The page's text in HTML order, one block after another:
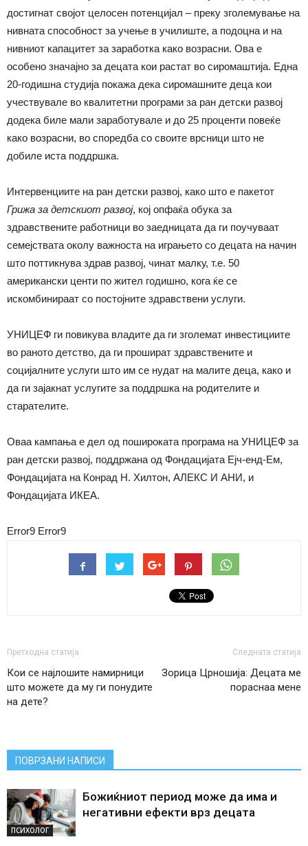
достигнат својот целосен потенцијал – преку зголемување на
нивната способност за учење в училиште, а подоцна и на
нивниот капацитет за заработка како возрасни. Ова е
особено значајно за децата кои растат во сиромаштија. Една
20-годишна студија покажа дека сиромашните деца кои
учествувале во квалитетни програми за ран детски развој
додека биле мали заработувале и до 25 проценти повеќе
како возрасни, во споредба со своите врсници што не
добиле иста поддршка.
Интервенциите на ран детски развој, како што е пакетот
Грижа за детскиот развој, кој опфаќа обука за
здравствените работници во заедницата да ги поучуваат
семејствата околу важноста на играњето со децата на начин
што поттикнува здрав развој, чинат малку, т.е. 50
американски центи по жител годишно, кога ќе се
искомбинираат со постојните здравствени услуги.
УНИЦЕФ ги повикува владите да ги зголемат инвестициите
во раното детство, да ги прошират здравствените и
социјалните услуги што им се нудат на малите деца, како и
да ги зајакнат услугите за поддршка на родителите и
старателите.
Оваа кампања е дел од пошироката програма на УНИЦЕФ за
ран детски развој, поддржана од Фондацијата Ејч-енд-Ем,
Фондацијата на Конрад Н. Хилтон, АЛЕКС И АНИ, и
Фондацијата ИКЕА.
Error9 Error9
Претходна статија
Кои се најлошите намирници
што можете да му ги понудите
на дете?
Следната статија
Зорица Црношија: Децата ме
пораснаа мене
ПОВРЗАНИ НАПИСИ
ПСИХОЛОГ
Божиќниот период може да има и
негативни ефекти врз децата